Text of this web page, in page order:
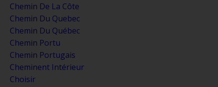
Chemin De La Côte
Chemin Du Quebec
Chemin Du Québec
Chemin Portu
Chemin Portugais
Cheminent Intérieur
Choisir